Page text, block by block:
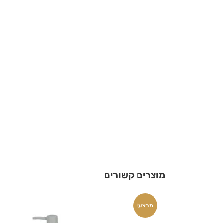
מוצרים קשורים
מבצע!